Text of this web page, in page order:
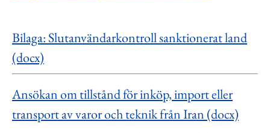
Bilaga: Slutanvändarkontroll sanktionerat land
(docx)
Ansökan om tillstånd för inköp, import eller
transport av varor och teknik från Iran (docx)